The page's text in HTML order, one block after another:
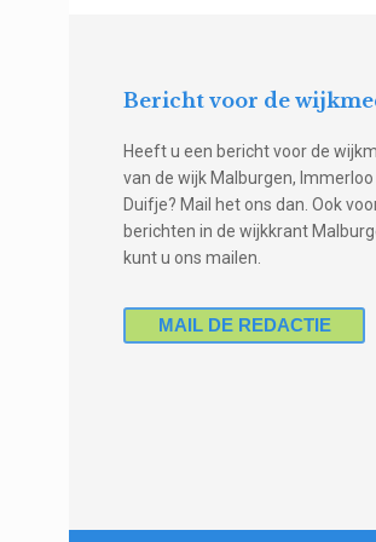
Bericht voor de
Heeft u een bericht voor de
van de wijk Malburgen,
Duifje? Mail het ons dan. Ook
berichten in de wijkkrant
kunt u ons mailen.
MAIL DE REDACTIE